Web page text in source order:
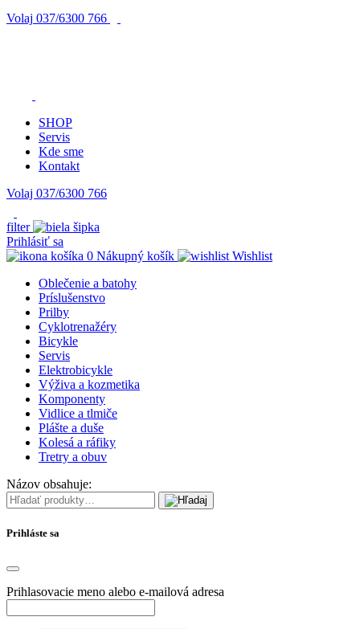
Volaj 037/6300 766
SHOP
Servis
Kde sme
Kontakt
Volaj 037/6300 766
filter
Prihlásiť sa
0 Nákupný košík
Wishlist
Oblečenie a batohy
Príslušenstvo
Prilby
Cyklotrenažéry
Bicykle
Servis
Elektrobicykle
Výživa a kozmetika
Komponenty
Vidlice a tlmiče
Plášte a duše
Kolesá a ráfiky
Tretry a obuv
Názov obsahuje:
Prihláste sa
Prihlasovacie meno alebo e-mailová adresa